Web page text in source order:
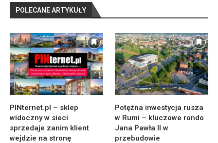
POLECANE ARTYKUŁY
PINternet.pl – sklep
widoczny w sieci
sprzedaje zanim klient
wejdzie na stronę
Potężna inwestycja rusza
w Rumi – kluczowe rondo
Jana Pawła II w
przebudowie